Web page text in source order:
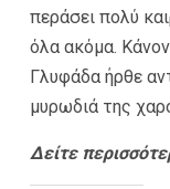
περάσει πολύ
όλα ακόμα.
Γλυφάδα ήρθε
μυρωδιά της
Δείτε